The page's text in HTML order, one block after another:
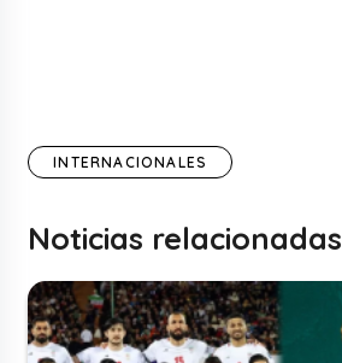
INTERNACIONALES
Noticias relacionadas